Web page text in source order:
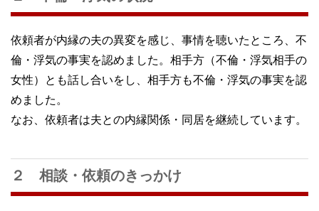
依頼者が内縁の夫の異変を感じ、事情を聴いたところ、不
倫・浮気の事実を認めました。相手方（不倫・浮気相手の
女性）とも話し合いをし、相手方も不倫・浮気の事実を認
めました。
なお、依頼者は夫との内縁関係・同居を継続しています。
２ 相談・依頼のきっかけ